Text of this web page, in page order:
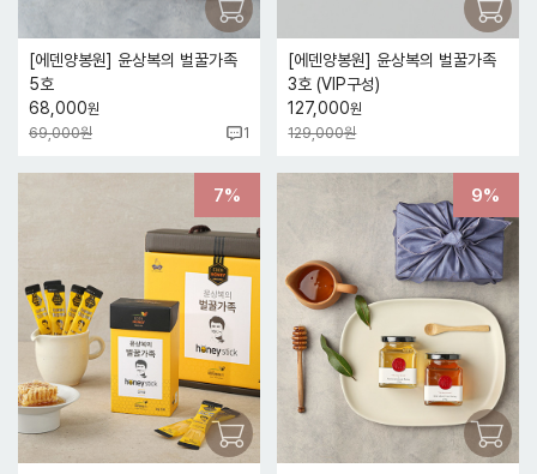
[에덴양봉원] 윤상복의 벌꿀가족
5호
68,000원
69,000원
1
[에덴양봉원] 윤상복의 벌꿀가족
3호 (VIP구성)
127,000원
129,000원
7% 9%